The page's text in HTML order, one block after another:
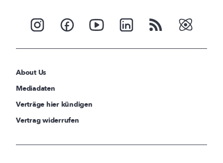
About Us
Mediadaten
Verträge hier kündigen
Vertrag widerrufen